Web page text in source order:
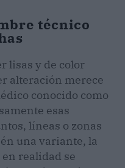
técnico
lisas y de color
alteración merece
conocido como
esas
líneas o zonas
una variante, la
realidad se